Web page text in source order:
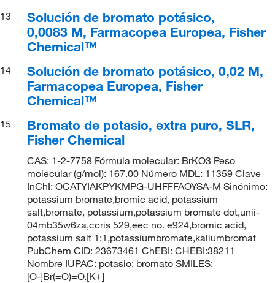
13
Solución de bromato potásico,
0,0083 M, Farmacopea Europea, Fisher
Chemical™
14
Solución de bromato potásico, 0,02 M,
Farmacopea Europea, Fisher
Chemical™
15
Bromato de potasio, extra puro, SLR,
Fisher Chemical
CAS: 1-2-7758 Fórmula molecular: BrKO3 Peso
molecular (g/mol): 167.00 Número MDL: 11359 Clave
InChI: OCATYIAKPYKMPG-UHFFFAOYSA-M Sinónimo:
potassium bromate,bromic acid, potassium
salt,bromate, potassium,potassium bromate dot,unii-
04mb35w6za,ccris 529,eec no. e924,bromic acid,
potassium salt 1:1,potassiumbromate,kaliumbromat
PubChem CID: 23673461 ChEBI: CHEBI:38211
Nombre IUPAC: potasio; bromato SMILES:
[O-]Br(=O)=O.[K+]